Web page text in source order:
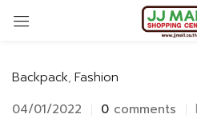
Backpack, Fashion
04/01/2022
0 comments
Sign in